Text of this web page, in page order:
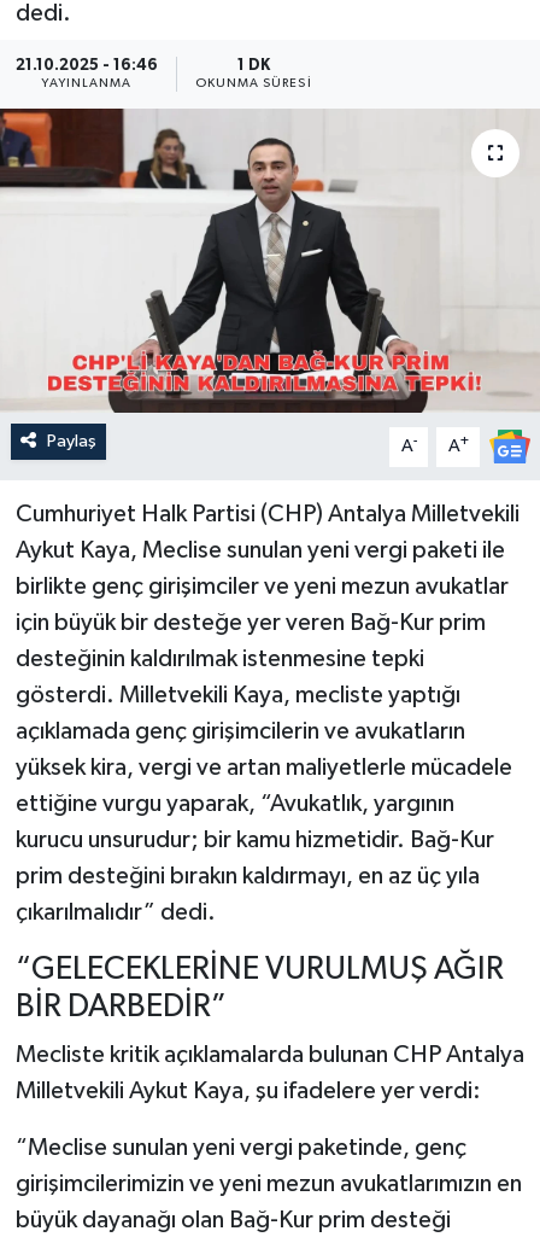
dedi.
21.10.2025 - 16:46
YAYINLANMA
1 DK
OKUNMA SÜRESI
Paylaş A- A+
Cumhuriyet Halk Partisi (CHP) Antalya Milletvekili
Aykut Kaya, Meclise sunulan yeni vergi paketi ile
birlikte genç girişimciler ve yeni mezun avukatlar
için büyük bir desteğe yer veren Bağ-Kur prim
desteğinin kaldırılmak istenmesine tepki
gösterdi. Milletvekili Kaya, mecliste yaptığı
açıklamada genç girişimcilerin ve avukatların
yüksek kira, vergi ve artan maliyetlerle mücadele
ettiğine vurgu yaparak, “Avukatlık, yargının
kurucu unsurudur; bir kamu hizmetidir. Bağ-Kur
prim desteğini bırakın kaldırmayı, en az üç yıla
çıkarılmalıdır” dedi.
“GELECEKLERİNE VURULMUŞ AĞIR
BİR DARBEDİR”
Mecliste kritik açıklamalarda bulunan CHP Antalya
Milletvekili Aykut Kaya, şu ifadelere yer verdi:
“Meclise sunulan yeni vergi paketinde, genç
girişimcilerimizin ve yeni mezun avukatlarımızın en
büyük dayanağı olan Bağ-Kur prim desteği
Kültür & Sanat
Magazin
Sağlık & Yaşam
Siyaset
Spor